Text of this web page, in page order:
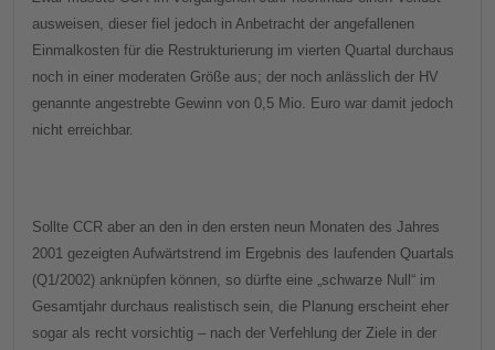
ausweisen, dieser fiel jedoch in Anbetracht der angefallenen
Einmalkosten für die Restrukturierung im vierten Quartal durchaus
noch in einer moderaten Größe aus; der noch anlässlich der HV
genannte angestrebte Gewinn von 0,5 Mio. Euro war damit jedoch
nicht erreichbar.
Sollte CCR aber an den in den ersten neun Monaten des Jahres
2001 gezeigten Aufwärtstrend im Ergebnis des laufenden Quartals
(Q1/2002) anknüpfen können, so dürfte eine „schwarze Null“ im
Gesamtjahr durchaus realistisch sein, die Planung erscheint eher
sogar als recht vorsichtig – nach der Verfehlung der Ziele in der